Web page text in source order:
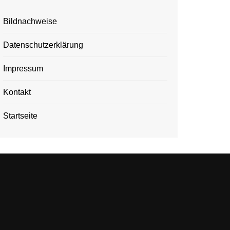
Bildnachweise
Datenschutzerklärung
Impressum
Kontakt
Startseite